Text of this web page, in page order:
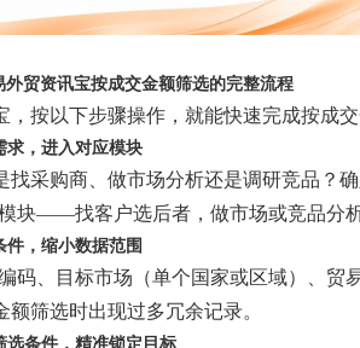
外贸资讯宝按成交金额筛选的完整流程
，按以下步骤操作，就能快速完成按成
求，进入对应模块
找采购商、做市场分析还是调研竞品？
模块——找客户选后者，做市场或竞品分
，缩小数据范围
码、目标市场（单个国家或区域）、贸
筛选时出现过多冗余记录。
选条件，精准锁定目标